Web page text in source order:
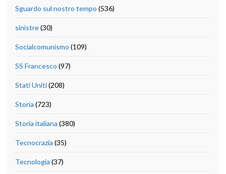
Sguardo sul nostro tempo (536)
sinistre(30)
Socialcomunismo (109)
SS Francesco (97)
Stati Uniti(208)
Storia (723)
Storia italiana (380)
Tecnocrazia (35)
Tecnologia (37)